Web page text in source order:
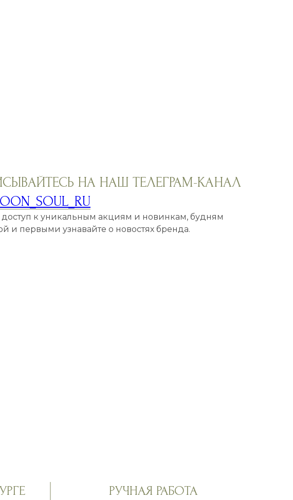
НА НАШ ТЕЛЕГРАМ-КАНАЛ
доступ к уникальным акциям и новинкам, будням
и первыми узнавайте о новостях бренда.
РУЧНАЯ РАБОТА